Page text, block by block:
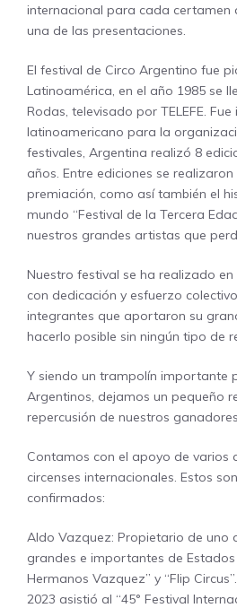
internacional para cada certamen
una de las presentaciones.
El festival de Circo Argentino fue
Latinoamérica, en el año 1985 se
Rodas, televisado por TELEFE.
latinoamericano para la
festivales, Argentina realizó 8
años. Entre ediciones se
premiación, como así también el
mundo “Festival de la Tercera
nuestros grandes artistas que
Nuestro festival se ha realizado
con dedicación y esfuerzo
integrantes que aportaron su
hacerlo posible sin ningún tipo de
Y siendo un trampolín importante
Argentinos, dejamos un pequeño
repercusión de nuestros
Contamos con el apoyo de varios
circenses internacionales. Estos
confirmados:
Aldo Vazquez: Propietario de uno
grandes e importantes de Estados
Hermanos Vazquez” y “Flip
2023 asistió al “45° Festival